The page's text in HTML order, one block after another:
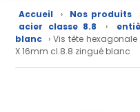
Accueil › Nos produits
acier classe 8.8
›
blanc › Vis tête hexagonale
X 16mm cl.8.8 zingué blanc